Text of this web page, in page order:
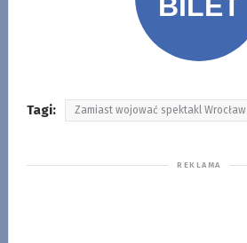
Tagi: Zamiast wojować spektakl Wrocław